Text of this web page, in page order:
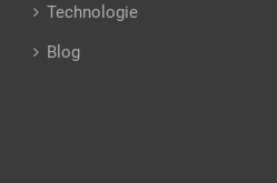
Technologie
Blog